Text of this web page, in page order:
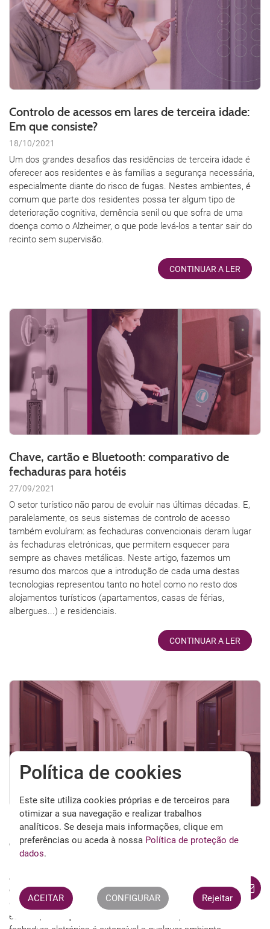
Controlo de acessos em lares de terceira idade:
Em que consiste?
18/10/2021
Um dos grandes desafios das residências de terceira idade é
oferecer aos residentes e às famílias a segurança necessária,
especialmente diante do risco de fugas. Nestes ambientes, é
comum que parte dos residentes possa ter algum tipo de
deterioração cognitiva, demência senil ou que sofra de uma
doença como o Alzheimer, o que pode levá-los a tentar sair do
recinto sem supervisão.
CONTINUAR A LER
Chave, cartão e Bluetooth: comparativo de
fechaduras para hotéis
27/09/2021
O setor turístico não parou de evoluir nas últimas décadas. E,
paralelamente, os seus sistemas de controlo de acesso
também evoluíram: as fechaduras convencionais deram lugar
às fechaduras eletrónicas, que permitem esquecer para
sempre as chaves metálicas. Neste artigo, fazemos um
resumo dos marcos que a introdução de cada uma destas
tecnologias representou tanto no hotel como no resto dos
alojamentos turísticos (apartamentos, casas de férias,
albergues...) e residenciais.
CONTINUAR A LER
Fechaduras eletrónicas para escolas: Gerir o
controlo de acessos
14/09/2021
As fechaduras eletrónicas podem ser de grande utilidade nas
escolas, locais por onde transitam muitos alunos e funcionários
que necessitam de acesso a diferentes lugares. Além das
escolas, a solução do controlo de acessos por meio de
Política de cookies
Este site utiliza cookies próprias e de terceiros para
otimizar a sua navegação e realizar trabalhos
analíticos. Se deseja mais informações, clique em
preferências ou aceda à nossa Política de proteção de
dados.
ACEITAR CONFIGURAR Rejeitar